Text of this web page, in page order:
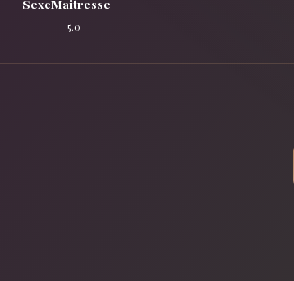
SexeMaitresse
5.0